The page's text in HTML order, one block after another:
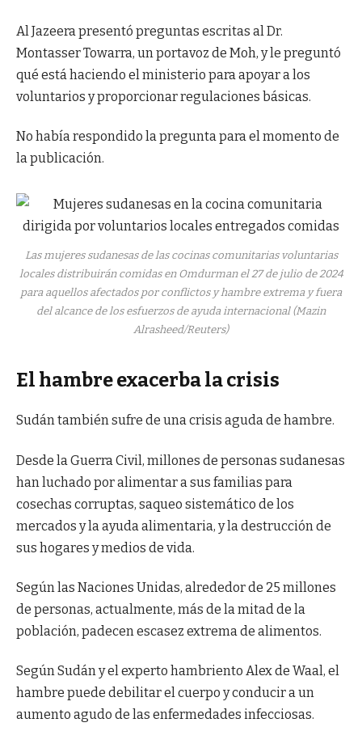
Al Jazeera presentó preguntas escritas al Dr.
Montasser Towarra, un portavoz de Moh, y le preguntó
qué está haciendo el ministerio para apoyar a los
voluntarios y proporcionar regulaciones básicas.
No había respondido la pregunta para el momento de
la publicación.
Las mujeres sudanesas de las cocinas comunitarias voluntarias
locales distribuirán comidas en Omdurman el 27 de julio de 2024
para aquellos afectados por conflictos y hambre extrema y fuera
del alcance de los esfuerzos de ayuda internacional (Mazin
Alrasheed/Reuters)
El hambre exacerba la crisis
Sudán también sufre de una crisis aguda de hambre.
Desde la Guerra Civil, millones de personas sudanesas
han luchado por alimentar a sus familias para
cosechas corruptas, saqueo sistemático de los
mercados y la ayuda alimentaria, y la destrucción de
sus hogares y medios de vida.
Según las Naciones Unidas, alrededor de 25 millones
de personas, actualmente, más de la mitad de la
población, padecen escasez extrema de alimentos.
Según Sudán y el experto hambriento Alex de Waal, el
hambre puede debilitar el cuerpo y conducir a un
aumento agudo de las enfermedades infecciosas.